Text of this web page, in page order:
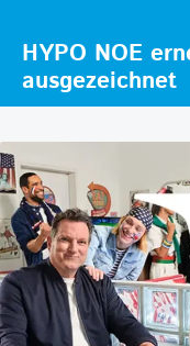
HYPO NOE
ausgezeichnet